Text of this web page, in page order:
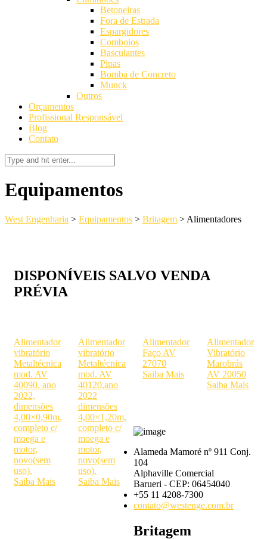
Betoneiras
Fora de Estrada
Espargidores
Comboios
Basculantes
Pipas
Bomba de Concreto
Munck
Outros
Orçamentos
Profissional Responsável
Blog
Contato
Equipamentos
West Engenharia > Equipamentos > Britagem > Alimentadores
DISPONÍVEIS SALVO VENDA
PRÉVIA
Alimentador
vibratório
Metaltécnica
mod. AV
40090, ano
2022,
dimensões
4,00×0,90m,
completo c/
moega e
motor,
novo(sem
uso).
Saiba Mais
Alimentador
vibratório
Metaltécnica
mod. AV
40120,ano
2022
dimensões
4,00×1,20m,
completo c/
moega e
motor,
novo(sem
uso).
Saiba Mais
Alimentador
Faço AV
27070
Saiba Mais
Alimentador
Vibratório
Marobrás
AV 20050
Saiba Mais
Alameda Mamoré nº 911 Conj.
104
Alphaville Comercial
Barueri - CEP: 06454040
+55 11 4208-7300
contato@westenge.com.br
Britagem